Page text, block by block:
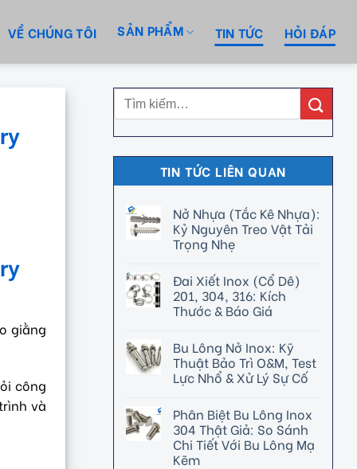
VỀ CHÚNG TÔI SẢN PHẨM TIN TỨC HỎI ĐÁP
giằng
công
và
TIN TỨC LIÊN QUAN
Nở Nhựa (Tắc Kê Nhựa):
Kỷ Nguyên Treo Vật Tải
Trọng Nhẹ
Đai Xiết Inox (Cổ Dê)
201, 304, 316: Kích
Thước & Báo Giá
Bu Lông Nở Inox: Kỹ
Thuật Bảo Trì O&M, Test
Lực Nhổ & Xử Lý Sự Cố
Phân Biệt Bu Lông Inox
304 Thật Giả: So Sánh
Chi Tiết Với Bu Lông Mạ
Kẽm